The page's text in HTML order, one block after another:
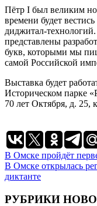
Пётр I был великим
времени будет
диджитал-
представлены
букв, которыми мы
самой Российской
Выставка будет
Историческом парке
70 лет Октября, д. 25,
Навигация
по
В Омске пройдёт
В Омске открылась
диктанте
РУБРИКИ